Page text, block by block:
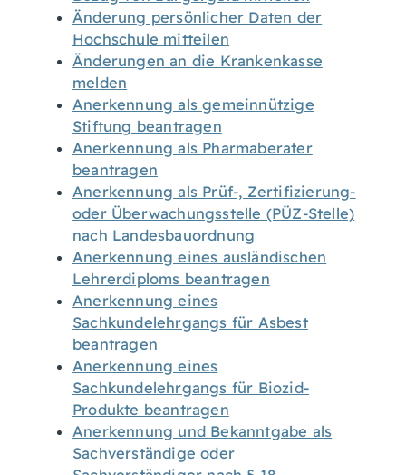
Änderung persönlicher Daten der
Hochschule mitteilen
Änderungen an die Krankenkasse
melden
Anerkennung als gemeinnützige
Stiftung beantragen
Anerkennung als Pharmaberater
beantragen
Anerkennung als Prüf-, Zertifizierung-
oder Überwachungsstelle (PÜZ-Stelle)
nach Landesbauordnung
Anerkennung eines ausländischen
Lehrerdiploms beantragen
Anerkennung eines
Sachkundelehrgangs für Asbest
beantragen
Anerkennung eines
Sachkundelehrgangs für Biozid-
Produkte beantragen
Anerkennung und Bekanntgabe als
Sachverständige oder